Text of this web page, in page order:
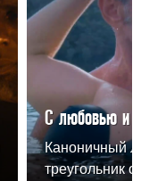
С любовью и
Каноничный
треугольник